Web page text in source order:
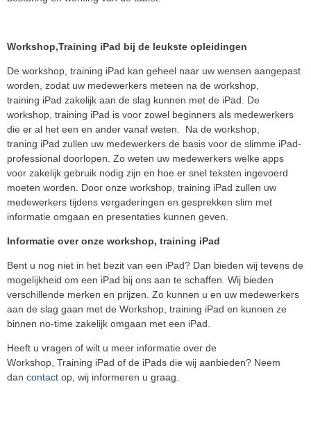
Workshop,Training iPad bij de leukste opleidingen
De workshop, training iPad kan geheel naar uw wensen aangepast
worden, zodat uw medewerkers meteen na de workshop,
training iPad zakelijk aan de slag kunnen met de iPad. De
workshop, training iPad is voor zowel beginners als medewerkers
die er al het een en ander vanaf weten. Na de workshop,
traning iPad zullen uw medewerkers de basis voor de slimme iPad-
professional doorlopen. Zo weten uw medewerkers welke apps
voor zakelijk gebruik nodig zijn en hoe er snel teksten ingevoerd
moeten worden. Door onze workshop, training iPad zullen uw
medewerkers tijdens vergaderingen en gesprekken slim met
informatie omgaan en presentaties kunnen geven.
Informatie over onze workshop, training iPad
Bent u nog niet in het bezit van een iPad? Dan bieden wij tevens de
mogelijkheid om een iPad bij ons aan te schaffen. Wij bieden
verschillende merken en prijzen. Zo kunnen u en uw medewerkers
aan de slag gaan met de Workshop, training iPad en kunnen ze
binnen no-time zakelijk omgaan met een iPad.
Heeft u vragen of wilt u meer informatie over de
Workshop, Training iPad of de iPads die wij aanbieden? Neem
dan contact op, wij informeren u graag.